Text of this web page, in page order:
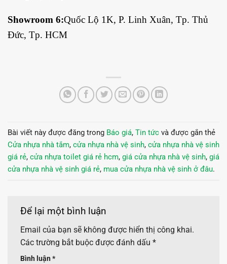
Showroom 6:Quốc Lộ 1K, P. Linh Xuân, Tp. Thủ
Đức, Tp. HCM
Bài viết này được đăng trong Báo giá, Tin tức và được gắn thẻ
Cửa nhựa nhà tắm, cửa nhựa nhà vệ sinh, cửa nhựa nhà vệ sinh
giá rẻ, cửa nhựa toilet giá rẻ hcm, giá cửa nhựa nhà vệ sinh, giá
cửa nhựa nhà vệ sinh giá rẻ, mua cửa nhựa nhà vệ sinh ở đâu.
Để lại một bình luận
Email của bạn sẽ không được hiển thị công khai.
Các trường bắt buộc được đánh dấu *
Bình luận *